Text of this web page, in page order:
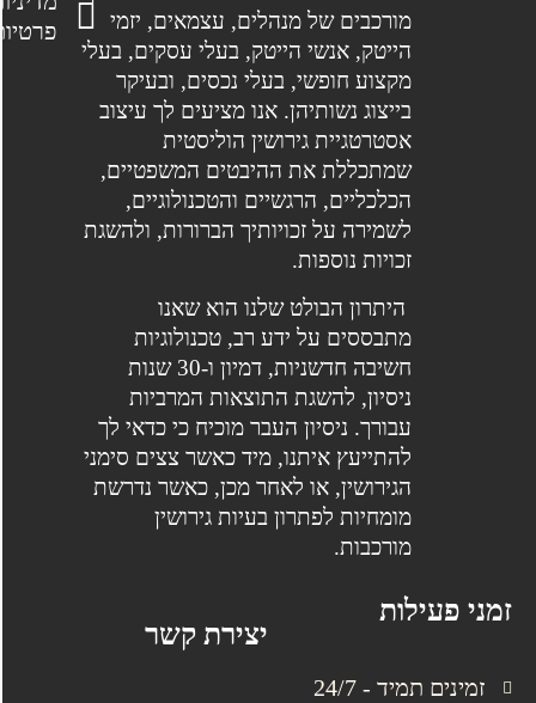
מורכבים של מנהלים, עצמאים, יזמי
הייטק, אנשי הייטק, בעלי עסקים, בעלי
מקצוע חופשי, בעלי נכסים, ובעיקר
בייצוג נשותיהן. אנו מציעים לך עיצוב
אסטרטגיית גירושין הוליסטית
שמתכללת את ההיבטים המשפטיים,
הכלכליים, הרגשיים והטכנולוגיים,
לשמירה על זכויותיך הברורות, ולהשגת
זכויות נוספות.
היתרון הבולט שלנו הוא שאנו
מתבססים על ידע רב, טכנולוגיות
חשיבה חדשניות, דמיון ו-30 שנות
ניסיון, להשגת התוצאות המרביות
עבורך. ניסיון העבר מוכיח כי כדאי לך
להתייעץ איתנו, מיד כאשר צצים סימני
הגירושין, או לאחר מכן, כאשר נדרשת
מומחיות לפתרון בעיות גירושין
מורכבות.
פרטיות
זמני פעילות
זמינים תמיד - 24/7
יצירת קשר